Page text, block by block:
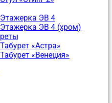
ЭВ 4
ЭВ 4 (хром)
«Астра»
«Венеция»